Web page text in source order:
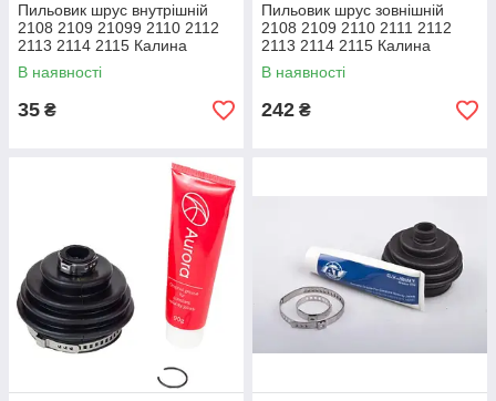
Пильовик шрус внутрішній
2108 2109 21099 2110 2112
2113 2114 2115 Калина
Приора Україна
В наявності
35 ₴
Пильовик шрус зовнішній
2108 2109 2110 2111 2112
2113 2114 2115 Калина
Пріора FSO
В наявності
242 ₴